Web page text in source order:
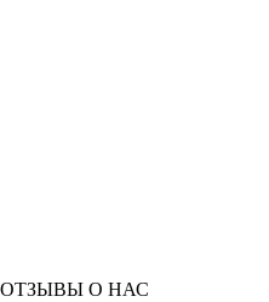
ОТЗЫВЫ О НАС